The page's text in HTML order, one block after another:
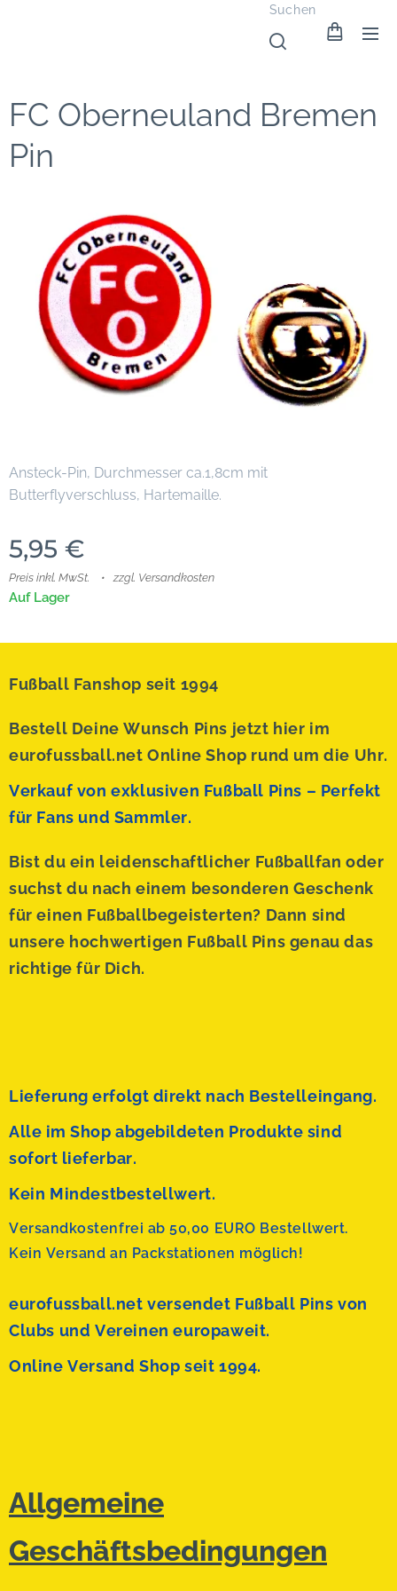
Suchen
FC Oberneuland Bremen
Pin
Ansteck-Pin, Durchmesser ca.1,8cm mit
Butterflyverschluss, Hartemaille.
5,95 €
Preis inkl. MwSt. zzgl. Versandkosten
Auf Lager
Fußball Fanshop seit 1994
Bestell Deine Wunsch Pins jetzt hier im
eurofussball.net Online Shop rund um die Uhr.
Verkauf von exklusiven Fußball Pins – Perfekt
für Fans und Sammler.
Bist du ein leidenschaftlicher Fußballfan oder
suchst du nach einem besonderen Geschenk
für einen Fußballbegeisterten? Dann sind
unsere hochwertigen Fußball Pins genau das
richtige für Dich.
Lieferung erfolgt direkt nach Bestelleingang.
Alle im Shop abgebildeten Produkte sind
sofort lieferbar.
Kein Mindestbestellwert.
Versandkostenfrei ab 50,00 EURO Bestellwert.
Kein Versand an Packstationen möglich!
eurofussball.net versendet Fußball Pins von
Clubs und Vereinen europaweit.
Online Versand Shop seit 1994.
Allgemeine
Geschäftsbedingungen